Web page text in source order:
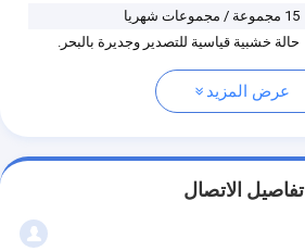
15 مجموعة / مجموعات شهريا
حالة خشبية قياسية للتصدير وجديرة بالبحر.
عرض المزيد
تفاصيل الاتصال